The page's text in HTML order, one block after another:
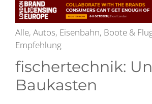
Alle, Autos, Eisenbahn, Boote &
Empfehlung
fischertechnik:
Baukasten